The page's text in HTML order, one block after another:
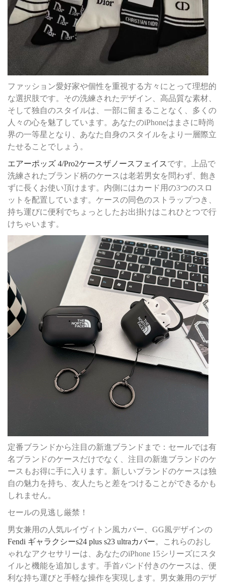
ファッション愛好家や個性を重視する方々にとって理想的
な選択肢です。その洗練されたデザイン、高品質な素材、
そして独自のスタイルは、一部に留まることなく、多くの
人々の心を魅了しています。あなたのiPhoneはまさに時尚
界の一等星となり、あなた自身のスタイルをより一層際立
たせることでしょう。
エアーポッズ 4/Pro2ケースザノースフェイスです。上品で
洗練されたブランド柄のケースは老若男女を問わず、飽き
ずに長くお使い頂けます。内側にはカード用の3つのスロ
ットを配置しています。ケースの同色のストラップつき、
持ち運びに便利でちょっとしたお出掛けはこれひとつで行
けちゃいます。
定番ブランドから注目の新進ブランドまで：セールでは有
名ブランドのケースだけでなく、注目の新進ブランドのケ
ースもお得に手に入ります。新しいブランドのケースは独
自の魅力を持ち、友人たちと差をつけることができるかも
しれません。
セールの見逃し厳禁！
男女兼用の人気ルイヴィトン風カバー、GG風デザインの
Fendi ギャラクシーs24 plus s23 ultraカバー。これらのおし
ゃれなアクセサリーは、あなたのiPhone 15シリーズにスタ
イルと機能を追加します。手首バンド付きのケースは、便
利な持ち運びと手軽な操作を実現します。男女兼用のデザ